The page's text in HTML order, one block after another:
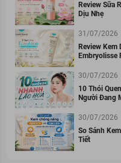
Review Sữa
Dịu Nhẹ
31/07/2026
Review Kem
Embryolisse
30/07/2026
10 Thói
Người Đang
30/07/2026
So Sánh
Tiết